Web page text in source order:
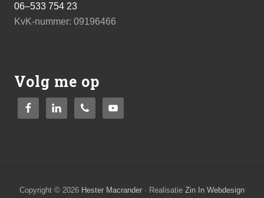
06–533 754 23
KvK-nummer: 09196466
Volg me op
Copyright © 2026 Hester Macrander · Realisatie Zin In Webdesign